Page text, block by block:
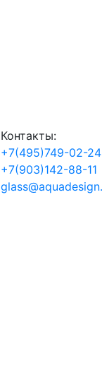
Контакты:
+7(495)749-02-24
+7(903)142-88-11